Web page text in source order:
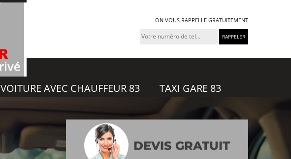
ON VOUS RAPPELLE GRATUITEMENT
VOITURE AVEC CHAUFFEUR 83 TAXI GARE 83
DEVIS GRATUIT